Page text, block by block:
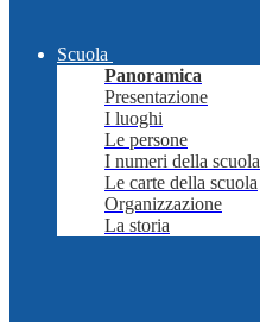
Scuola
Panoramica
Presentazione
I luoghi
Le persone
I numeri della scuola
Le carte della scuola
Organizzazione
La storia